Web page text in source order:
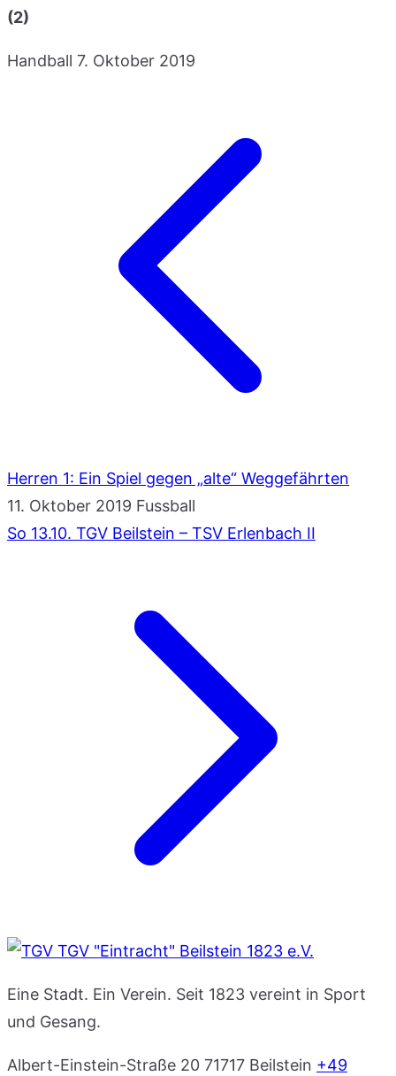
(2)
Handball 7. Oktober 2019
Herren 1: Ein Spiel gegen „alte“ Weggefährten
11. Oktober 2019 Fussball
So 13.10. TGV Beilstein – TSV Erlenbach II
TGV "Eintracht" Beilstein 1823 e.V.
Eine Stadt. Ein Verein. Seit 1823 vereint in Sport
und Gesang.
Albert-Einstein-Straße 20 71717 Beilstein +49